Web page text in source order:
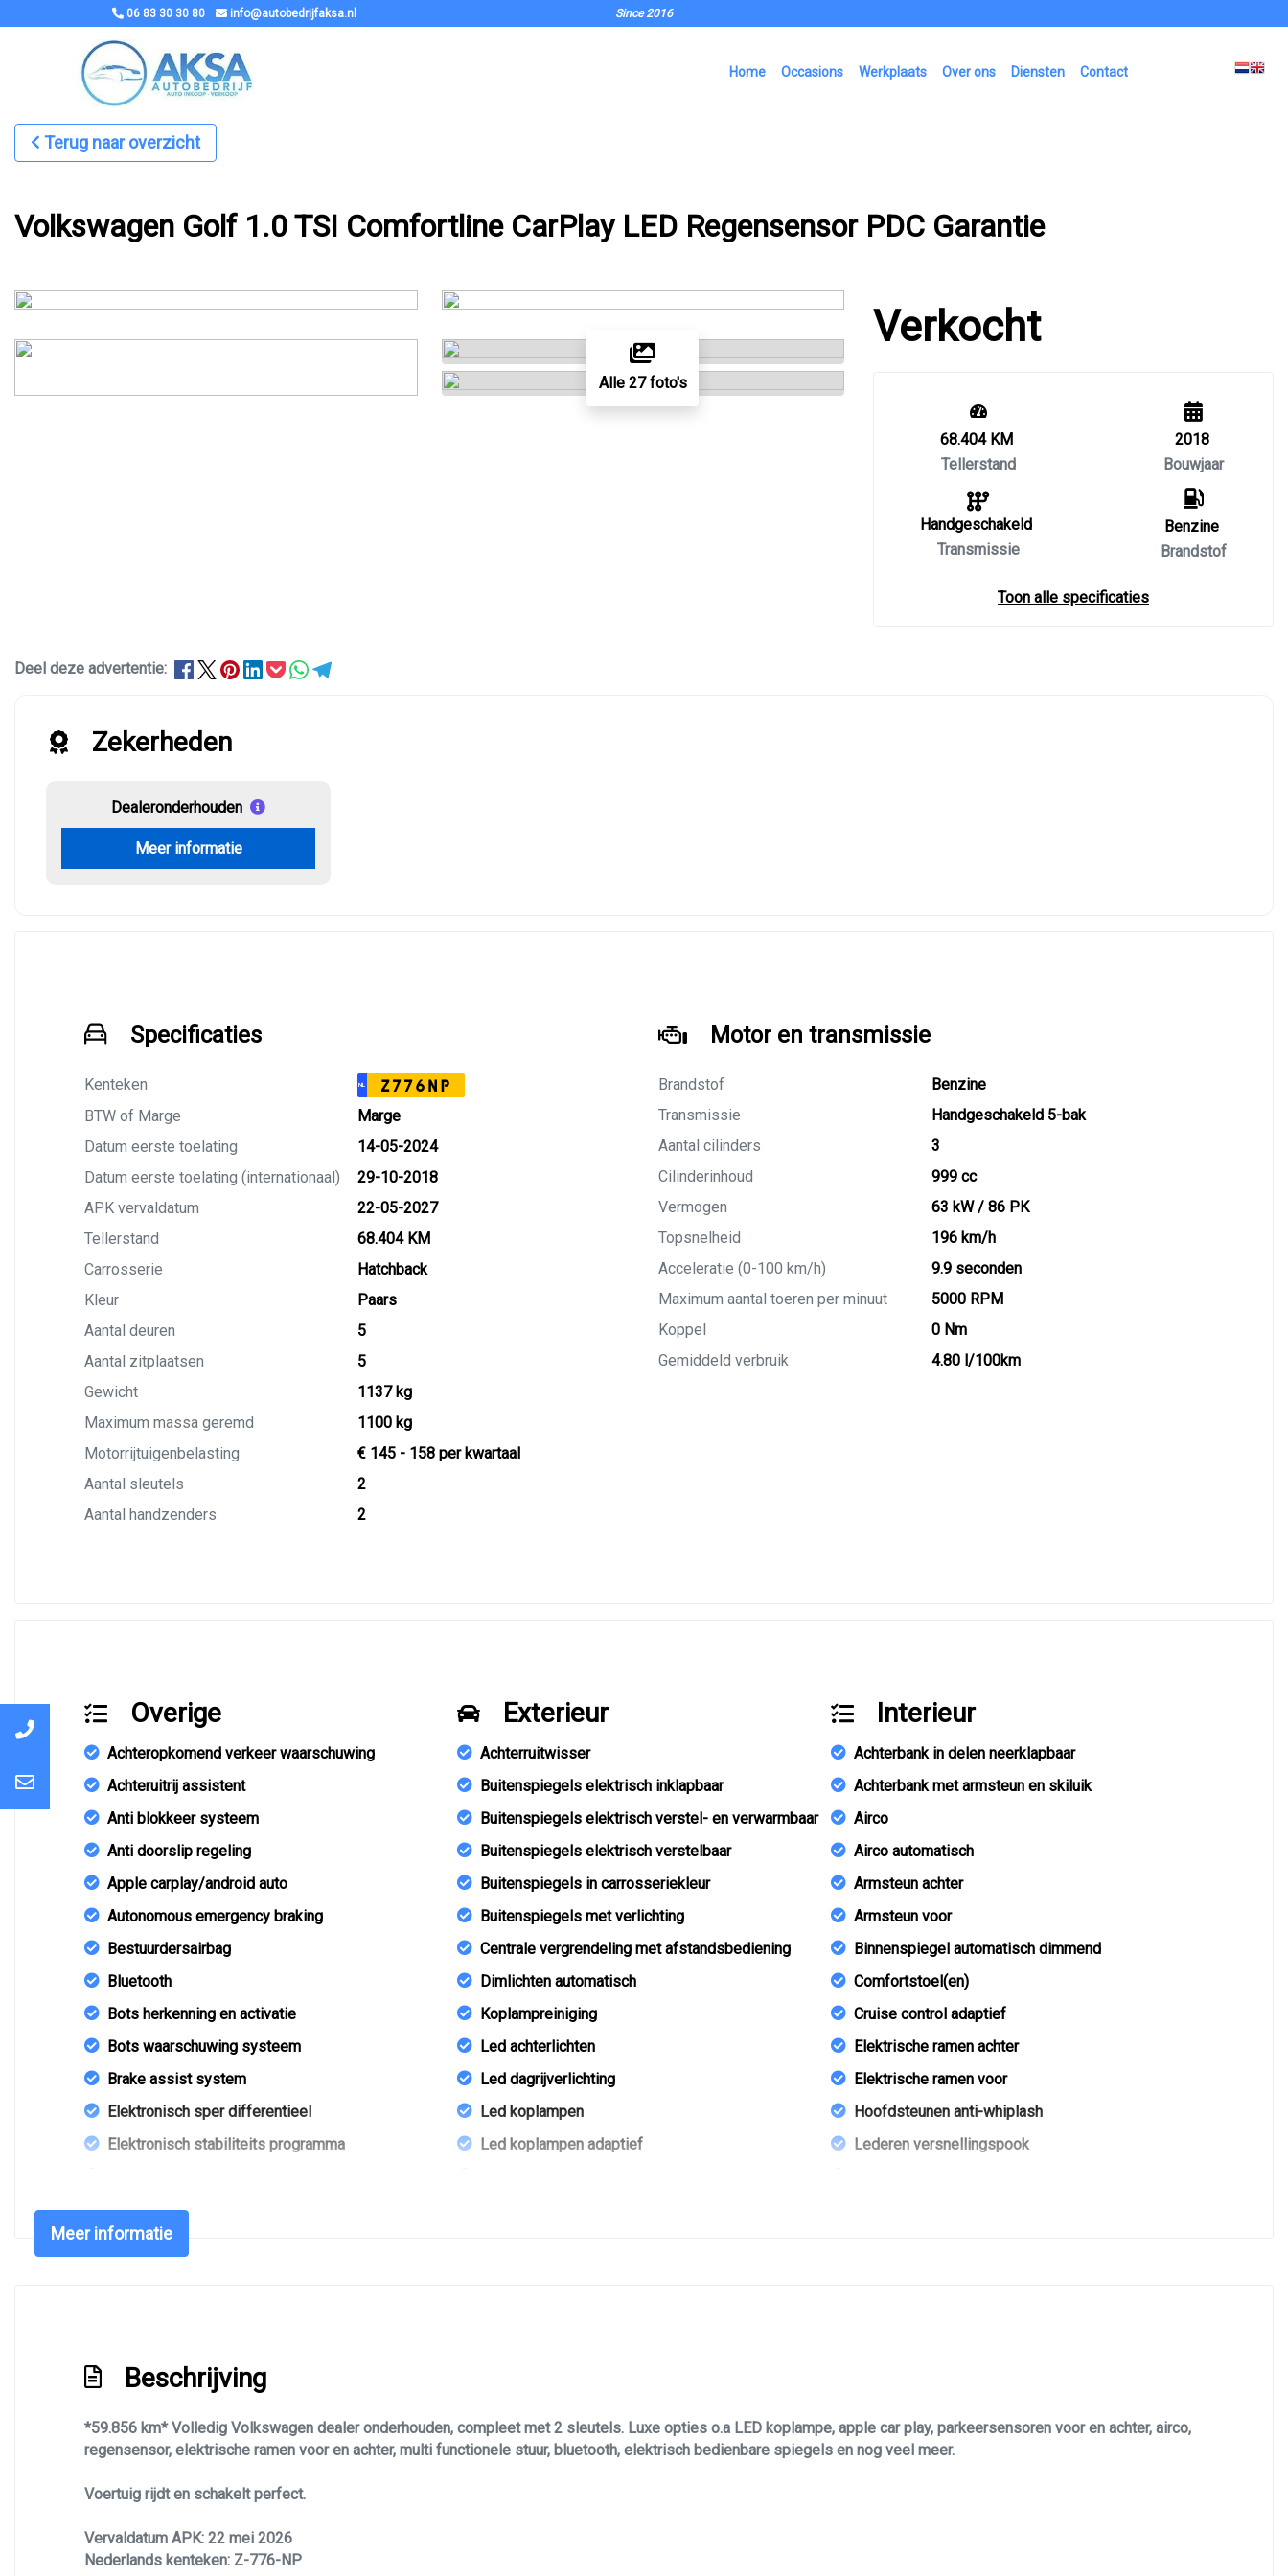
06 83 30 30 80 info@autobedrijfaksa.nl Since 2016
Home Occasions Werkplaats Over ons Diensten Contact
Terug naar overzicht
Volkswagen Golf 1.0 TSI Comfortline CarPlay LED Regensensor PDC Garantie
Alle 27 foto's
Verkocht
68.404 KM
Tellerstand
Handgeschakeld
Transmissie
2018
Bouwjaar
Benzine
Brandstof
Toon alle specificaties
Deel deze advertentie:
Zekerheden
Dealeronderhouden
Meer informatie
Specificaties
Kenteken NL Z776NP
BTW of Marge
Marge
Datum eerste toelating
14-05-2024
Datum eerste toelating (internationaal)
29-10-2018
APK vervaldatum
22-05-2027
Tellerstand
68.404 KM
Carrosserie
Hatchback
Kleur
Paars
Aantal deuren
5
Aantal zitplaatsen
5
Gewicht
1137 kg
Maximum massa geremd
1100 kg
Motorrijtuigenbelasting
€ 145 - 158 per kwartaal
Aantal sleutels
2
Aantal handzenders
2
Motor en transmissie
Brandstof
Benzine
Transmissie
Handgeschakeld 5-bak
Aantal cilinders
3
Cilinderinhoud
999 cc
Vermogen
63 kW / 86 PK
Topsnelheid
196 km/h
Acceleratie (0-100 km/h)
9.9 seconden
Maximum aantal toeren per minuut
5000 RPM
Koppel
0 Nm
Gemiddeld verbruik
4.80 l/100km
Overige
Achteropkomend verkeer waarschuwing
Achteruitrij assistent
Anti blokkeer systeem
Anti doorslip regeling
Apple carplay/android auto
Autonomous emergency braking
Bestuurdersairbag
Bluetooth
Bots herkenning en activatie
Bots waarschuwing systeem
Brake assist system
Elektronisch sper differentieel
Elektronisch stabiliteits programma
Garantie 12 maanden (mogelijkheid, tegen meerprijs)
Garantie 6 maanden
Passagiersairbag
Vervolgbotsing preventie
Exterieur
Achterruitwisser
Buitenspiegels elektrisch inklapbaar
Buitenspiegels elektrisch verstel- en verwarmbaar
Buitenspiegels elektrisch verstelbaar
Buitenspiegels in carrosseriekleur
Buitenspiegels met verlichting
Centrale vergrendeling met afstandsbediening
Dimlichten automatisch
Koplampreiniging
Led achterlichten
Led dagrijverlichting
Led koplampen
Led koplampen adaptief
Interieur
Achterbank in delen neerklapbaar
Achterbank met armsteun en skiluik
Airco
Airco automatisch
Armsteun achter
Armsteun voor
Binnenspiegel automatisch dimmend
Comfortstoel(en)
Cruise control adaptief
Elektrische ramen achter
Elektrische ramen voor
Hoofdsteunen anti-whiplash
Lederen versnellingspook
Meer informatie
Beschrijving
*59.856 km* Volledig Volkswagen dealer onderhouden, compleet met 2 sleutels. Luxe opties o.a LED koplampe, apple car play, parkeersensoren voor en achter, airco,
regensensor, elektrische ramen voor en achter, multi functionele stuur, bluetooth, elektrisch bedienbare spiegels en nog veel meer.
Voertuig rijdt en schakelt perfect.
Vervaldatum APK: 22 mei 2026
Nederlands kenteken: Z-776-NP